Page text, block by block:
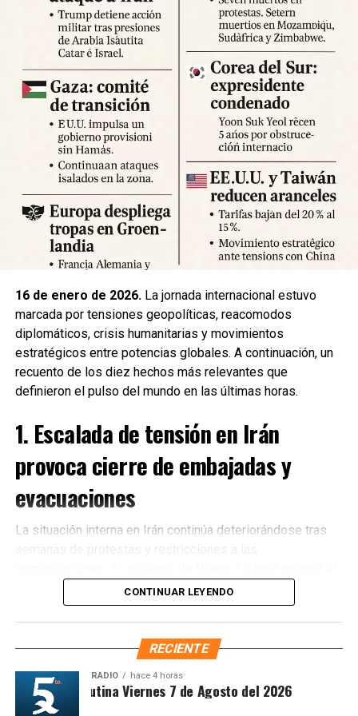
Expertos advierten sobre la posibilidad de réplicas
significativas y llaman a mantener la calma y preparar
suministros básicos. Las autoridades locales han
habilitado centros de atención para damnificados y piden a
la ciudadanía priorizar la seguridad y la cooperación con
los equipos de respuesta.
Fuente: 5to Poder Agencia de Noticias
Recibe las noticias al instante
Únete al canal oficial de WhatsApp de
Quinto Podery recibe las noticias más
importantes de Quintana Roo directamente
en tu teléfono.
16 de enero de 2026.La jornada internacional estuvo
marcada por tensiones geopolíticas, reacomodos
diplomáticos, crisis humanitarias y movimientos
estratégicos entre potencias globales. A continuación, un
recuento de los diez hechos más relevantes que
definieron el pulso del mundo en las últimas horas.
1. Escalada de tensión en Irán
provoca cierre de embajadas y
evacuaciones
La situación interna en Irán continúa deteriorándose tras
cierre de su embajada en Teherány la evacuación
inmediata de su personal diplomático ante el incremento
de riesgos para la seguridad. Diversos países
occidentales reiteraron llamados a sus ciudadanos para
abandonar el territorio iraní.
2. Estados Unidos pospone ataque
CONTINUAR LEYENDO
RECIENTE
RADIO hace 4 horas
Sintesis Matutina Viernes 7 de Agosto del 2026